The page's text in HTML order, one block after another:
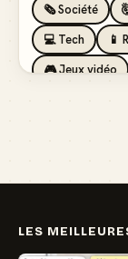
🗞️ Société
💻 Tech
📱
🎮 Jeux vidéo
LES